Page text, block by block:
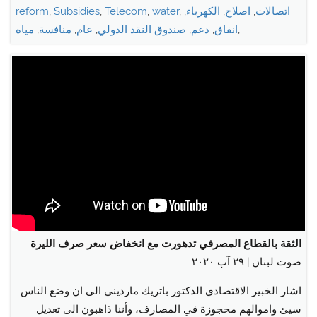
reform, Subsidies, Telecom, water, اتصالات, اصلاح, الكهرباء,
انفاق, دعم, صندوق النقد الدولي, عام, منافسة, مياه ,
الثقة بالقطاع المصرفي تدهورت مع انخفاض سعر صرف الليرة
صوت لبنان | ٢٩ آب ٢٠٢٠
اشار الخبير الاقتصادي الدكتور باتريك مارديني الى ان وضع الناس
سيئ واموالهم محجوزة في المصارف، وأننا ذاهبون الى تعديل